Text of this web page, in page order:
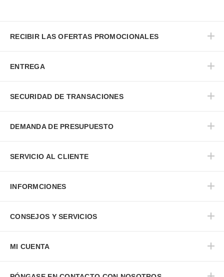
RECIBIR LAS OFERTAS PROMOCIONALES
ENTREGA
SECURIDAD DE TRANSACIONES
DEMANDA DE PRESUPUESTO
SERVICIO AL CLIENTE
INFORMCIONES
CONSEJOS Y SERVICIOS
MI CUENTA